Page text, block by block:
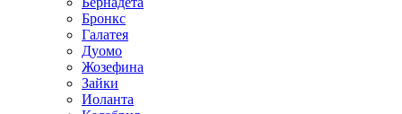
Бронкс
Галатея
Дуомо
Жозефина
Зайки
Иоланта